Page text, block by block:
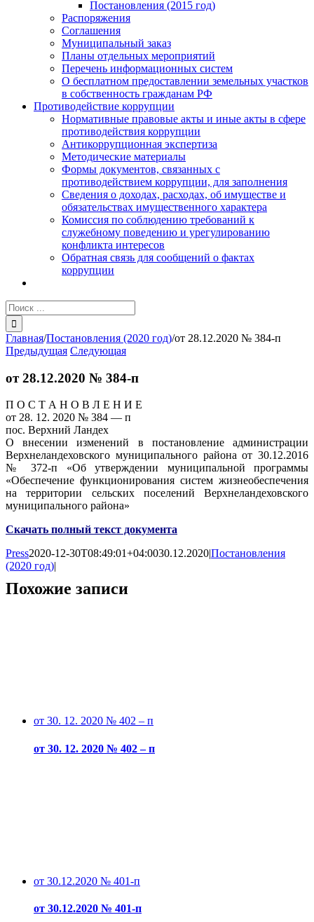
Постановления (2015 год)
Распоряжения
Соглашения
Муниципальный заказ
Планы отдельных мероприятий
Перечень информационных систем
О бесплатном предоставлении земельных участков
в собственность гражданам РФ
Противодействие коррупции
Нормативные правовые акты и иные акты в сфере
противодействия коррупции
Антикоррупционная экспертиза
Методические материалы
Формы документов, связанных с
противодействием коррупции, для заполнения
Сведения о доходах, расходах, об имуществе и
обязательствах имущественного характера
Комиссия по соблюдению требований к
служебному поведению и урегулированию
конфликта интересов
Обратная связь для сообщений о фактах
коррупции
Результат
поиска:
Главная/Постановления (2020 год)/от 28.12.2020 № 384-п
Предыдущая Следующая
от 28.12.2020 № 384-п
П О С Т А Н О В Л Е Н И Е
от 28. 12. 2020 № 384 — п
пос. Верхний Ландех
О внесении изменений в постановление администрации
Верхнеландеховского муниципального района от 30.12.2016
№ 372-п «Об утверждении муниципальной программы
«Обеспечение функционирования систем жизнеобеспечения
на территории сельских поселений Верхнеландеховского
муниципального района»
Скачать полный текст документа
Press2020-12-30T08:49:01+04:0030.12.2020|Постановления
(2020 год)|
Похожие записи
от 30. 12. 2020 № 402 – п
от 30. 12. 2020 № 402 – п
от 30.12.2020 № 401-п
от 30.12.2020 № 401-п